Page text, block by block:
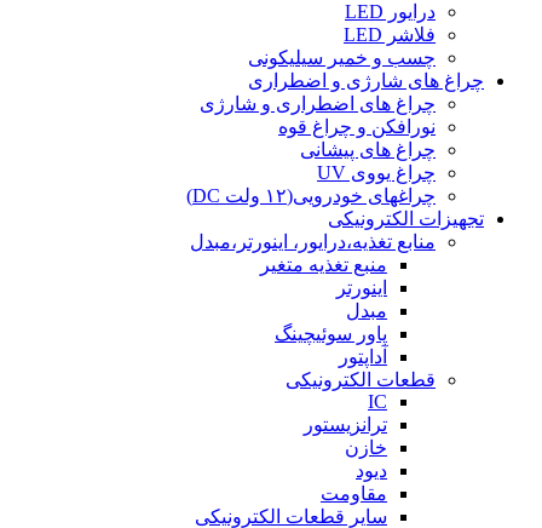
درایور LED
فلاشر LED
چسب و خمیر سیلیکونی
چراغ های شارژی و اضطراری
چراغ های اضطراری و شارژی
نورافکن و چراغ قوه
چراغ های پیشانی
چراغ یووی UV
چراغهای خودرویی(۱۲ ولت DC)
تجهیزات الکترونیکی
منابع تغذیه،درایور، اینورتر،مبدل
منبع تغذیه متغیر
اینورتر
مبدل
پاور سوئیچینگ
آداپتور
قطعات الکترونیکی
IC
ترانزیستور
خازن
دیود
مقاومت
سایر قطعات الکترونیکی